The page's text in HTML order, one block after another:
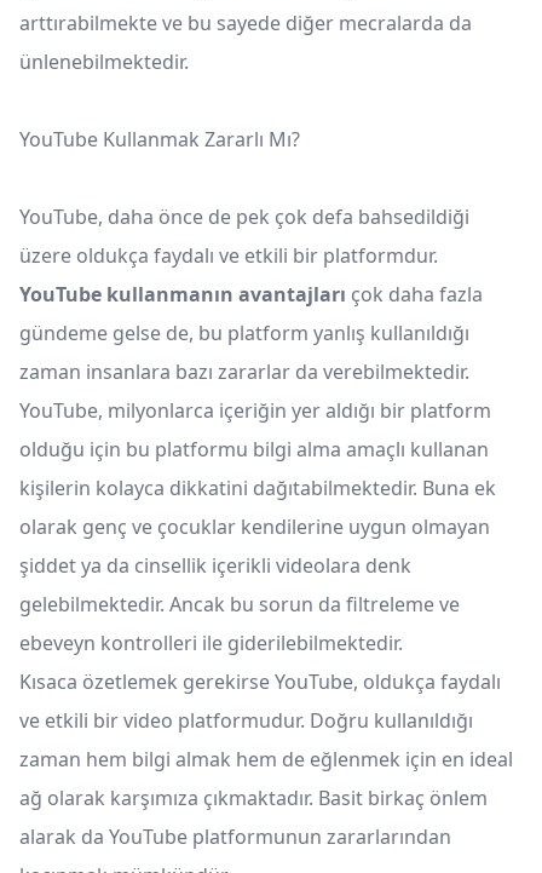
arttırabilmekte ve bu sayede diğer mecralarda da
ünlenebilmektedir.
YouTube Kullanmak Zararlı Mı?
YouTube, daha önce de pek çok defa bahsedildiği
üzere oldukça faydalı ve etkili bir platformdur.
YouTube kullanmanın avantajları çok daha fazla
gündeme gelse de, bu platform yanlış kullanıldığı
zaman insanlara bazı zararlar da verebilmektedir.
YouTube, milyonlarca içeriğin yer aldığı bir platform
olduğu için bu platformu bilgi alma amaçlı kullanan
kişilerin kolayca dikkatini dağıtabilmektedir. Buna ek
olarak genç ve çocuklar kendilerine uygun olmayan
şiddet ya da cinsellik içerikli videolara denk
gelebilmektedir. Ancak bu sorun da filtreleme ve
ebeveyn kontrolleri ile giderilebilmektedir.
Kısaca özetlemek gerekirse YouTube, oldukça faydalı
ve etkili bir video platformudur. Doğru kullanıldığı
zaman hem bilgi almak hem de eğlenmek için en ideal
ağ olarak karşımıza çıkmaktadır. Basit birkaç önlem
alarak da YouTube platformunun zararlarından